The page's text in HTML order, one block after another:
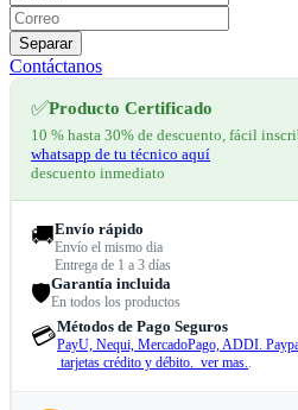
Separar
Contáctanos
✅Producto Certificado
10 % hasta 30% de descuento, fácil
whatsapp de tu técnico aquí
descuento inmediato
🚚Envío rápido
Envío el mismo dia
Entrega de 1 a 3 días
🛡️Garantía incluida
En todos los productos
💳Métodos de Pago Seguros
PayU, Nequi, MercadoPago, ADDI.
tarjetas crédito y débito. ver mas..